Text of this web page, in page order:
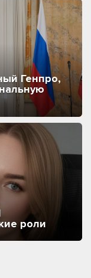
Генпро,
роли